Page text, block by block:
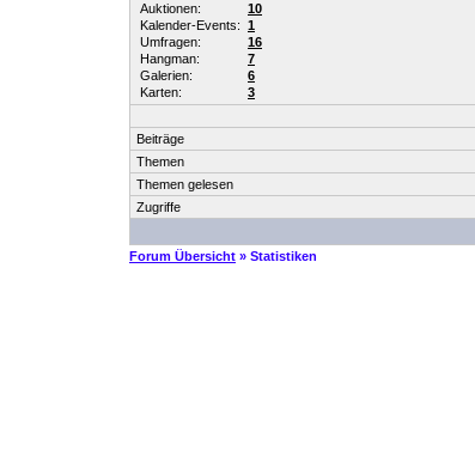
Auktionen:
10
Kalender-Events: 1
Umfragen:
16
Hangman:
7
Galerien:
6
Karten:
3
Beiträge
Themen
Themen gelesen
Zugriffe
Forum Übersicht » Statistiken